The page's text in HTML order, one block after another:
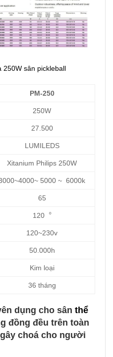
250W sân pickleball
PM-250
250W
27.500
LUMILEDS
Xitanium Philips 250W
5000 ~ 6000k
65
120︒
120~230v
50.000h
Kim loại
36 tháng
dụng cho sân thể
đồng đều trên toàn
choá cho người